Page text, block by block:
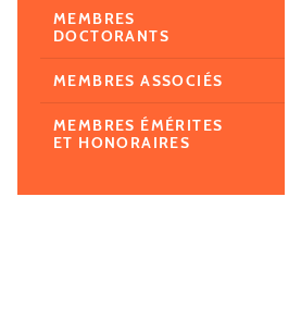
MEMBRES
DOCTORANTS
MEMBRES ASSOCIÉS
MEMBRES ÉMÉRITES
ET HONORAIRES